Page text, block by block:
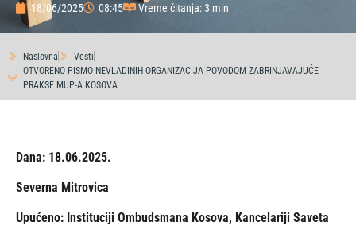
18/06/2025 08:45 Vreme čitanja: 3 min
Naslovna
Vesti
OTVORENO PISMO NEVLADINIH ORGANIZACIJA POVODOM ZABRINJAVAJUĆE
PRAKSE MUP-A KOSOVA
Dana: 18.06.2025.
Severna Mitrovica
Upućeno: Instituciji Ombudsmana Kosova, Kancelariji Saveta